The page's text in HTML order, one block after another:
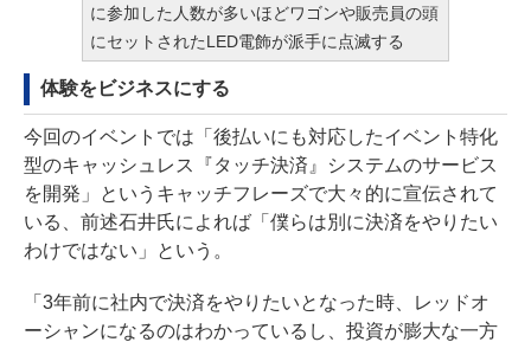
に参加した人数が多いほどワゴンや販売員の頭
にセットされたLED電飾が派手に点滅する
体験をビジネスにする
今回のイベントでは「後払いにも対応したイベント特化
型のキャッシュレス『タッチ決済』システムのサービス
を開発」というキャッチフレーズで大々的に宣伝されて
いる、前述石井氏によれば「僕らは別に決済をやりたい
わけではない」という。
「3年前に社内で決済をやりたいとなった時、レッドオ
ーシャンになるのはわかっているし、投資が膨大な一方